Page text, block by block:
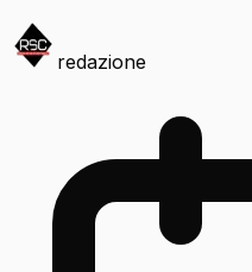
redazione